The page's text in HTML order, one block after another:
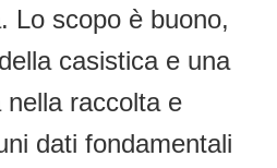
Lo scopo è buono,
casistica e una
raccolta e
dati fondamentali